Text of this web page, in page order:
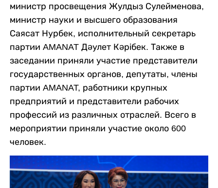
министр просвещения Жулдыз Сулейменова,
министр науки и высшего образования
Саясат Нурбек, исполнительный секретарь
партии AMANAT Дәулет Кәрібек. Также в
заседании приняли участие представители
государственных органов, депутаты, члены
партии AMANAT, работники крупных
предприятий и представители рабочих
профессий из различных отраслей. Всего в
мероприятии приняли участие около 600
человек.